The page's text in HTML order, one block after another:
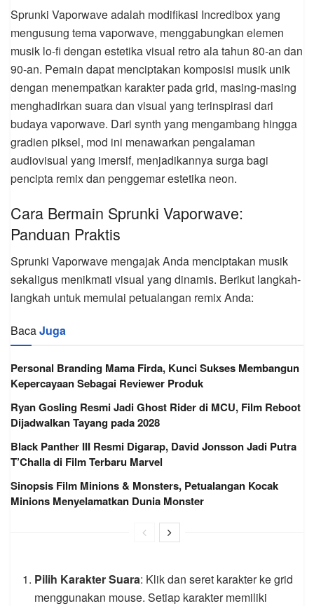
Sprunki Vaporwave adalah modifikasi Incredibox yang
mengusung tema vaporwave, menggabungkan elemen
musik lo-fi dengan estetika visual retro ala tahun 80-an dan
90-an. Pemain dapat menciptakan komposisi musik unik
dengan menempatkan karakter pada grid, masing-masing
menghadirkan suara dan visual yang terinspirasi dari
budaya vaporwave. Dari synth yang mengambang hingga
gradien piksel, mod ini menawarkan pengalaman
audiovisual yang imersif, menjadikannya surga bagi
pencipta remix dan penggemar estetika neon.
Cara Bermain Sprunki Vaporwave:
Panduan Praktis
Sprunki Vaporwave mengajak Anda menciptakan musik
sekaligus menikmati visual yang dinamis. Berikut langkah-
langkah untuk memulai petualangan remix Anda:
BacaJuga
Personal Branding Mama Firda, Kunci Sukses Membangun
Kepercayaan Sebagai Reviewer Produk
Ryan Gosling Resmi Jadi Ghost Rider di MCU, Film Reboot
Dijadwalkan Tayang pada 2028
Black Panther III Resmi Digarap, David Jonsson Jadi Putra
T’Challa di Film Terbaru Marvel
Sinopsis Film Minions & Monsters, Petualangan Kocak
Minions Menyelamatkan Dunia Monster
Pilih Karakter Suara: Klik dan seret karakter ke grid
menggunakan mouse. Setiap karakter memiliki